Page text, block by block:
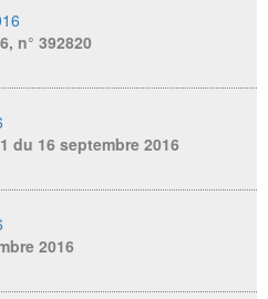
n° 392820
du 16 septembre 2016
2016